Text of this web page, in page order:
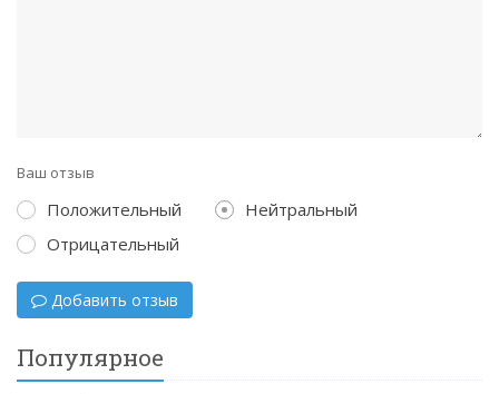
Ваш отзыв
Положительный
Нейтральный
Отрицательный
Добавить отзыв
Популярное